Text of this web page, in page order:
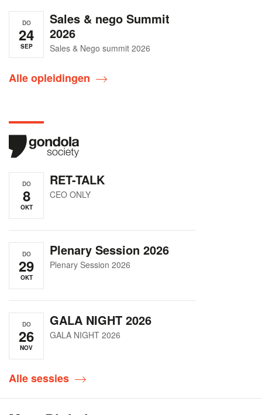
DO
24
SEP
Sales & nego Summit
2026
Sales & Nego summit 2026
Alle opleidingen
DO
8
OKT
RET-TALK
CEO ONLY
DO
29
OKT
Plenary Session 2026
Plenary Session 2026
DO
26
NOV
GALA NIGHT 2026
GALA NIGHT 2026
Alle sessies